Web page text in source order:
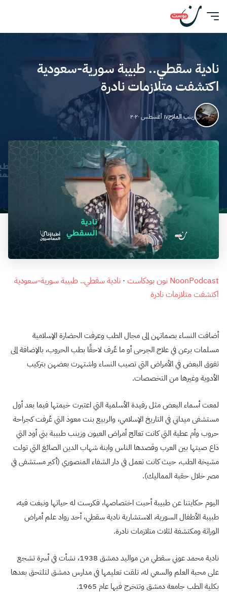
نادية سقطي.. طبيبة سورية-سعودية
اكتشفت متلازمات نادرة
زينب الملاح١٧ أغسطس ٢٠٢٠
NoonPodcast نون بودكاست · نادية سقطي.. طبيبة سورية-سعودية
اكتشفت متلازمات نادرة
أضافت النساء بصماتهن إلى مجال الطب وعرفت الحضارة الإسلامية
مسلمات برعن في علاج الجرحى أو ما عُرف لاحقًا بطب الحروب، بالإضافة إلى
تفوق البعض في الأمراض التي تصيب النساء واشتهرت بعضهن بتركيب
الأدوية وغيرها من التخصصات.
لمعت أسماء البعض مثل رفيدة الأسلمية التي اعتبرت خيمتها فيما بعد أول
مستشفى ميداني في التاريخ الإسلامي، والربيع بنت معوذ التي عُرفت كجراحة
حروب وأم عطية التي كانت تعالج أمراض العيون وزينب طبيبة بني أود التي
ذاع صيتها بين العرب وقصدها الناس وابنة شهاب الدين الصائغ التي تولت
مشيخة الطب، حيث كانت تعمل في دار الشفاء المنصوري (أكبر مستشفى في
مصر خلال حقبة المماليك).
اليوم حكايتنا عن طبيبة أحبت اختصاصها، فكرست له حياتها ونبغت فيه،
طبيبة الأطفال السورية، الاستشارية نادية سقطي، أحد رواد علم أمراض
الوراثة ومكتشفة لثلاث متلازمات نادرة.
نادية محمد عوني سقطي من مواليد دمشق 1938، نشأت في أسرة تشجع
على محبة العلم والسعي له، تلقت تعليمها في مدارس دمشق لتلتحق بعدها
بكلية الطب جامعة دمشق وتتخرج فيها عام 1965.